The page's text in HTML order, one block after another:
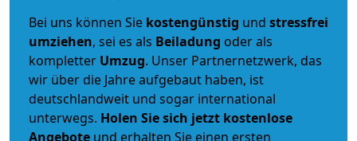
Bei uns können Sie kostengünstig und stressfrei
umziehen, sei es als Beiladung oder als
kompletter Umzug. Unser Partnernetzwerk, das
wir über die Jahre aufgebaut haben, ist
deutschlandweit und sogar international
unterwegs. Holen Sie sich jetzt kostenlose
Angebote und erhalten Sie einen ersten